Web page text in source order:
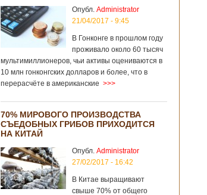
Опубл. Administrator
21/04/2017 - 9:45
В Гонконге в прошлом году
проживало около 60 тысяч
мультимиллионеров, чьи активы оцениваются в
10 млн гонконгских долларов и более, что в
перерасчёте в американские >>>
70% МИРОВОГО ПРОИЗВОДСТВА
СЪЕДОБНЫХ ГРИБОВ ПРИХОДИТСЯ
НА КИТАЙ
Опубл. Administrator
27/02/2017 - 16:42
В Китае выращивают
свыше 70% от общего